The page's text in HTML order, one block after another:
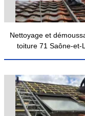
Nettoyage et
toiture 71 Saône-et-